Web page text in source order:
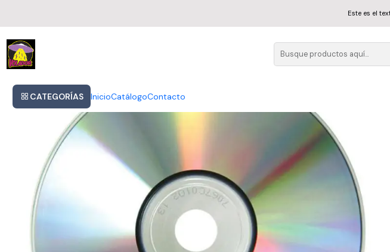
CATEGORÍAS InicioCatálogoContacto
Este es el